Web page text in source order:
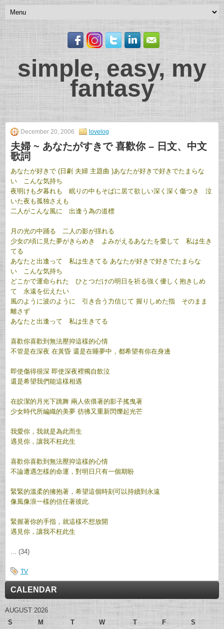
simple, easy, my
fantasy
December 20, 2006 lovelog
夫婦 ~ あなたがすきで 喜歡你 – 日文、中文
歌詞
あなたが好きで (日劇 夫婦 主題曲 )あなたが好きで好きでたまらな
い こんな気持ち
夜明けも夕暮れも 眠りの中もそばに居て欲しい深く深く傷つき 泣
いた夜も孤独さえも
二人がこんな風に 出逢う為の道標
月の光の中踊る 二人の影が揺れる
少女の頃に見た夢がきらめき よみがえるあなたを愛して 私は生き
てる
あなたと出逢って 私は生きてる あなたが好きで好きでたまらな
い こんな気持ち
どこかで運命られた ひとつだけの明日を祈る強く優しく抱きしめ
て 永遠を伝えたい
風のように波のように 引き合う力信じて 握りしめた指 そのまま
離さず
あなたと出逢って 私は生きてる
喜歡你喜歡到無法壓抑這樣的心情
不管是在深夜 在黃昏 還是在睡夢中，都希望有你在身邊
即使傷得很深 即使深夜裡獨自飲泣
還是希望我們能這樣相遇
在皎潔的月光下跳舞 兩人依偎著的影子搖曳著
少女時代所編織的美夢 彷彿又重新閃爍起光芒
我愛你，我就是為此而生
遇見你，讓我不枉此生
喜歡你喜歡到無法壓抑這樣的心情
不論遭遇怎樣的命運，對明日只有一個期盼
緊緊的溫柔的擁抱著，希望這個時刻可以持續到永遠
像風像浪一樣的信任著彼此
緊握著你的手指，就這樣不想放開
遇見你，讓我不枉此生
... (34)
TV
CALENDAR
AUGUST 2026
S
M T W T F
S